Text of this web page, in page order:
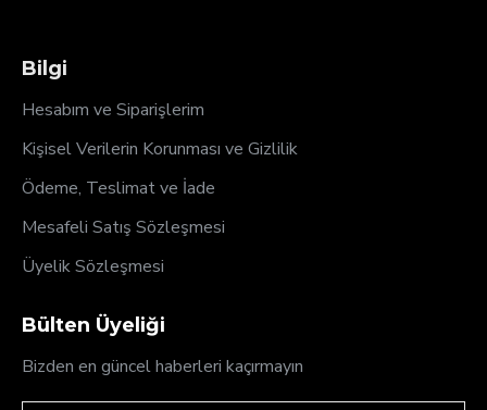
Bilgi
Hesabım ve Siparişlerim
Kişisel Verilerin Korunması ve Gizlilik
Ödeme, Teslimat ve İade
Mesafeli Satış Sözleşmesi
Üyelik Sözleşmesi
Bülten Üyeliği
Bizden en güncel haberleri kaçırmayın